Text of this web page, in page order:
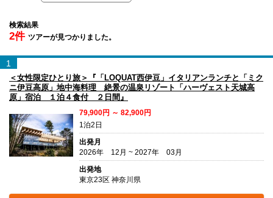
検索結果
2件 ツアーが見つかりました。
1
＜女性限定ひとり旅＞『「LOQUAT西伊豆」イタリアンランチと「ミク
ニ伊豆高原」地中海料理 絶景の温泉リゾート「ハーヴェスト天城高
原」宿泊 １泊４食付 ２日間』
79,900円 ～ 82,900円
1泊2日
出発月
2026年 12月 ~ 2027年 03月
出発地
東京23区 神奈川県